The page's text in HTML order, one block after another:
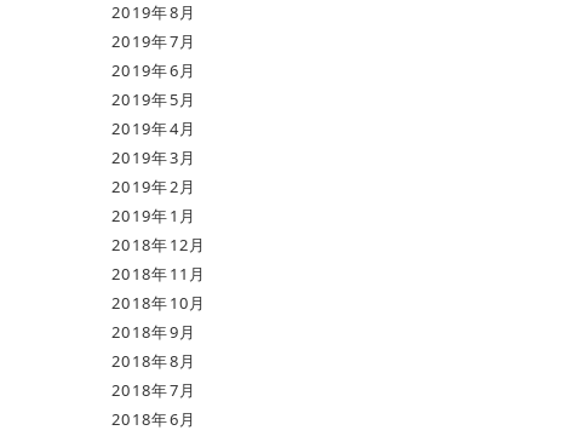
2019年8月
2019年7月
2019年6月
2019年5月
2019年4月
2019年3月
2019年2月
2019年1月
2018年12月
2018年11月
2018年10月
2018年9月
2018年8月
2018年7月
2018年6月